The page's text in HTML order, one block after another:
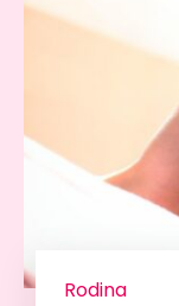
Rodina